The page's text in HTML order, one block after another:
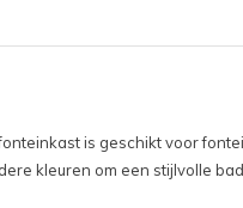
is geschikt voor
kleuren om een stijlvolle